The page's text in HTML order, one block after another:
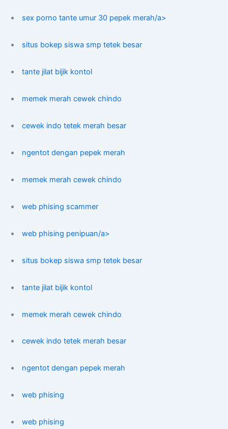
sex porno tante umur 30 pepek merah/a>
situs bokep siswa smp tetek besar
tante jilat bijik kontol
memek merah cewek chindo
cewek indo tetek merah besar
ngentot dengan pepek merah
memek merah cewek chindo
web phising scammer
web phising penipuan/a>
situs bokep siswa smp tetek besar
tante jilat bijik kontol
memek merah cewek chindo
cewek indo tetek merah besar
ngentot dengan pepek merah
web phising
web phising